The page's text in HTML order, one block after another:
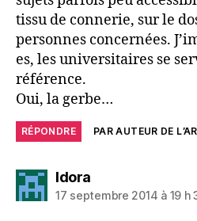
tissu de connerie, sur le
personnes concernées.
es, les universitaires se
référence.
Oui, la gerbe…
RÉPONDRE PAR AUTEUR DE
Idoradit :
17 septembre 2014 à 19 h